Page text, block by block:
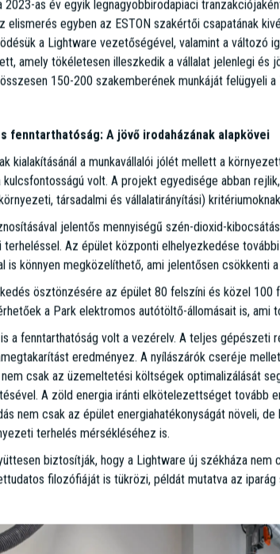
Office Park
felmérése után a Lightware új otthonául a WING
Ez a döntés nem csupán egy egyszerű költözést
a maga nemében: olyan innovatív környezetet teremt,
műszaki követelményeit. Ez a kettős fókusz teszi
fejlődő technológiai vállalat számára, mint a
valósul meg. Ez a nagyszabású projekt nem
2023-as év egyik legnagyobbirodapiaci
elismerés egyben az ESTON szakértői csapatának
a Lightware vezetőségével, valamint a változó
amely tökéletesen illeszkedik a vállalat jelenlegi és
150-200 szakemberének munkáját felügyeli
fenntarthatóság: A jövő irodaházának alapkövei